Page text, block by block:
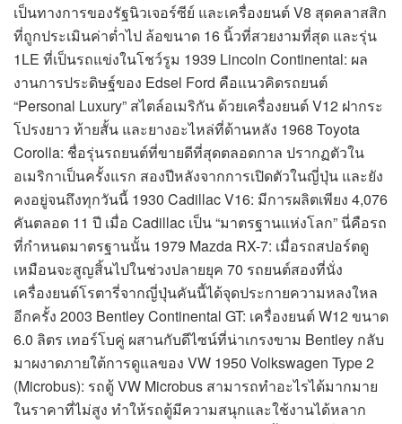
เป็นทางการของรัฐนิวเจอร์ซีย์ และเครื่องยนต์ V8 สุดคลาสสิก
ที่ถูกประเมินค่าต่ำไป ล้อขนาด 16 นิ้วที่สวยงามที่สุด และรุ่น
1LE ที่เป็นรถแข่งในโชว์รูม 1939 Lincoln Continental: ผล
งานการประดิษฐ์ของ Edsel Ford คือแนวคิดรถยนต์
“Personal Luxury” สไตล์อเมริกัน ด้วยเครื่องยนต์ V12 ฝากระ
โปรงยาว ท้ายสั้น และยางอะไหล่ที่ด้านหลัง 1968 Toyota
Corolla: ชื่อรุ่นรถยนต์ที่ขายดีที่สุดตลอดกาล ปรากฏตัวใน
อเมริกาเป็นครั้งแรก สองปีหลังจากการเปิดตัวในญี่ปุ่น และยัง
คงอยู่จนถึงทุกวันนี้ 1930 Cadillac V16: มีการผลิตเพียง 4,076
คันตลอด 11 ปี เมื่อ Cadillac เป็น “มาตรฐานแห่งโลก” นี่คือรถ
ที่กำหนดมาตรฐานนั้น 1979 Mazda RX-7: เมื่อรถสปอร์ตดู
เหมือนจะสูญสิ้นไปในช่วงปลายยุค 70 รถยนต์สองที่นั่ง
เครื่องยนต์โรตารี่จากญี่ปุ่นคันนี้ได้จุดประกายความหลงใหล
อีกครั้ง 2003 Bentley Continental GT: เครื่องยนต์ W12 ขนาด
6.0 ลิตร เทอร์โบคู่ ผสานกับดีไซน์ที่น่าเกรงขาม Bentley กลับ
มาผงาดภายใต้การดูแลของ VW 1950 Volkswagen Type 2
(Microbus): รถตู้ VW Microbus สามารถทำอะไรได้มากมาย
ในราคาที่ไม่สูง ทำให้รถตู้มีความสนุกและใช้งานได้หลาก